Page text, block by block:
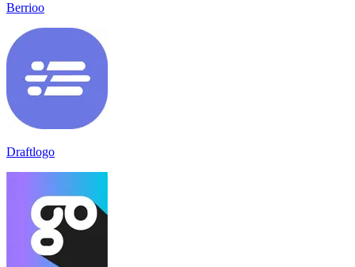
Berrioo
Draftlogo